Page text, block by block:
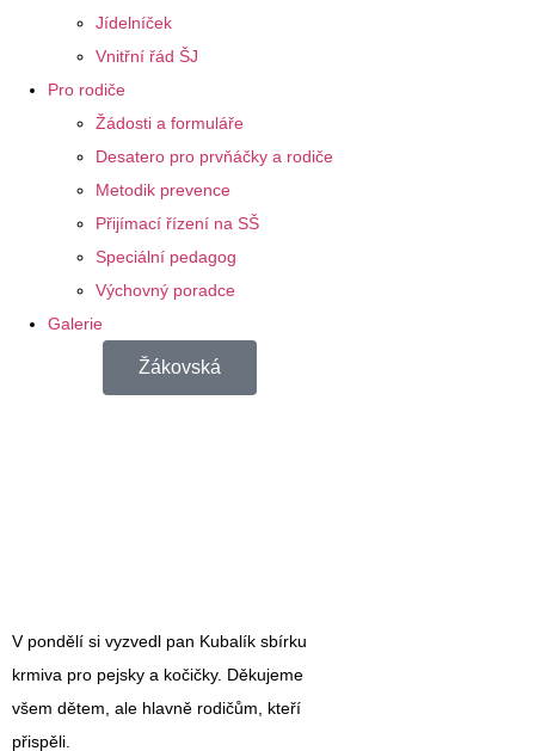
Jídelníček
Vnitřní řád ŠJ
Pro rodiče
Žádosti a formuláře
Desatero pro prvňáčky a rodiče
Metodik prevence
Přijímací řízení na SŠ
Speciální pedagog
Výchovný poradce
Galerie
Žákovská
V pondělí si vyzvedl pan Kubalík sbírku
krmiva pro pejsky a kočičky. Děkujeme
všem dětem, ale hlavně rodičům, kteří
přispěli.